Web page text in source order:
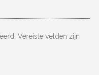
Vereiste velden zijn